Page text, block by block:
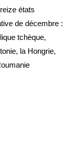
états
de décembre :
tchèque,
la Hongrie,